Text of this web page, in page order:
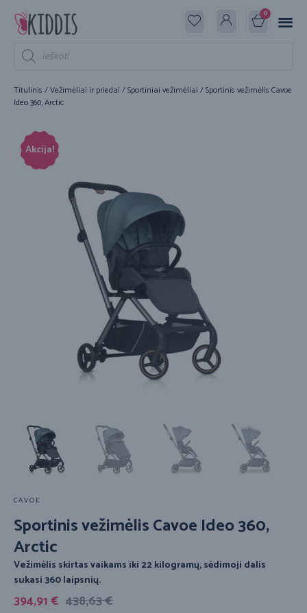
0
Titulinis /Vežimėliai ir priedai /Sportiniai vežimėliai / Sportinis vežimėlis Cavoe
Ideo 360, Arctic
Akcija!
CAVOE
Sportinis vežimėlis Cavoe Ideo 360,
Arctic
Vežimėlis skirtas vaikams iki 22 kilogramų, sėdimoji dalis
sukasi 360 laipsnių.
438,63€
394,91€